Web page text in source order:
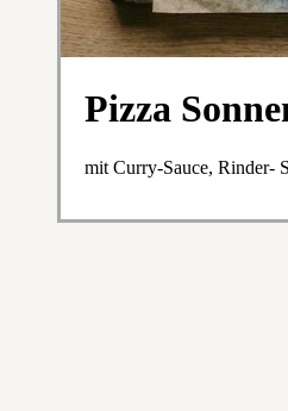
Pizza
mit Curry-Sauce, Rinder-